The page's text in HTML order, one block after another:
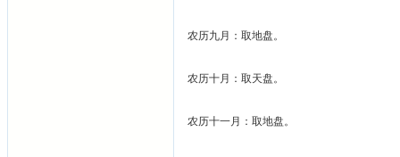
农历九月：取地盘。
农历十月：取天盘。
农历十一月：取地盘。